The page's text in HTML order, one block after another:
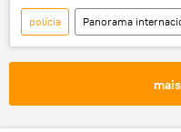
polícia Panorama
Evo Morales
tiros
tentativa de